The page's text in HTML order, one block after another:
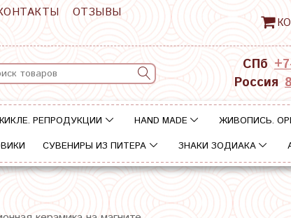
ОТЗЫВЫ
СПб
Россия
РЕПРОДУКЦИИ HAND MADE
ЖИВОПИСЬ.
СУВЕНИРЫ ИЗ ПИТЕРА ЗНАКИ ЗОДИАКА